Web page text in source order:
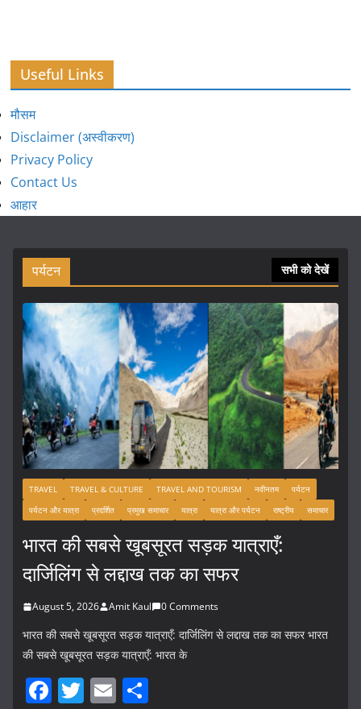
Useful Links
मौसम
Disclaimer (अस्वीकरण)
Privacy Policy
Contact Us
आहार
पर्यटन सभी को देखें
TRAVEL TRAVEL & CULTURE TRAVEL AND TOURISM नवीनतम
पर्यटन
पर्यटन और यात्रा
प्रदर्शित प्रमुख समाचार यात्रा यात्रा और पर्यटन राष्ट्रीय समाचार
भारत की सबसे खूबसूरत सड़क यात्राएँ:
दार्जिलिंग से लद्दाख तक का सफर
August 5, 2026 Amit Kaul 0 Comments
भारत की सबसे खूबसूरत सड़क यात्राएँ: दार्जिलिंग से लद्दाख तक का सफर भारत
की सबसे खूबसूरत सड़क यात्राएँ: भारत के
F T E